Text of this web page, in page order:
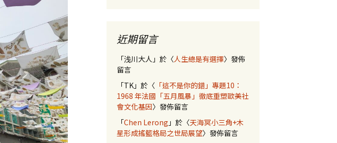
近期留言
「浅川大人 」於〈人生總是有選擇〉發佈
留言
「TK」於〈 「這不是你的錯」專題10：
1968 年法國「五月風暴」徹底重塑歐美社
會文化基因〉發佈留言
「Chen Lerong 」於〈天海冥小三角+木
星形成搖籃格局之世局展望〉發佈留言